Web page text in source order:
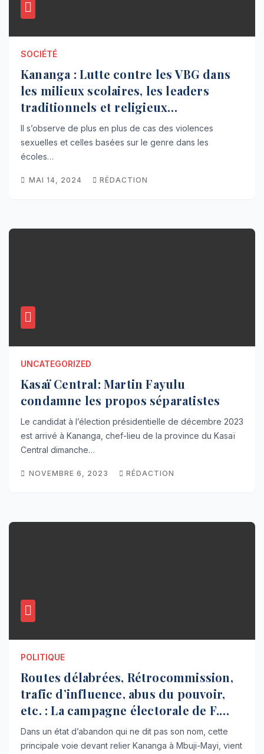
SOCIÉTÉ
Kananga : Lutte contre les VBG dans
les milieux scolaires, les leaders
traditionnels et religieux
sensibilisent dans les écoles
Il s’observe de plus en plus de cas des violences
sexuelles et celles basées sur le genre dans les
écoles…
MAI 14, 2024 RÉDACTION
UNCATEGORIZED
Kasaï Central: Martin Fayulu
condamne les propos séparatistes
Le candidat à l’élection présidentielle de décembre 2023
est arrivé à Kananga, chef-lieu de la province du Kasaï
Central dimanche…
NOVEMBRE 6, 2023 RÉDACTION
POLITIQUE
Routes délabrées, Rétrocommission,
trafic d’influence, abus du pouvoir,
etc. : La campagne électorale de F.
Tshisekedi en péril à Kananga
Dans un état d’abandon qui ne dit pas son nom, cette
principale voie devant relier Kananga à Mbuji-Mayi, vient